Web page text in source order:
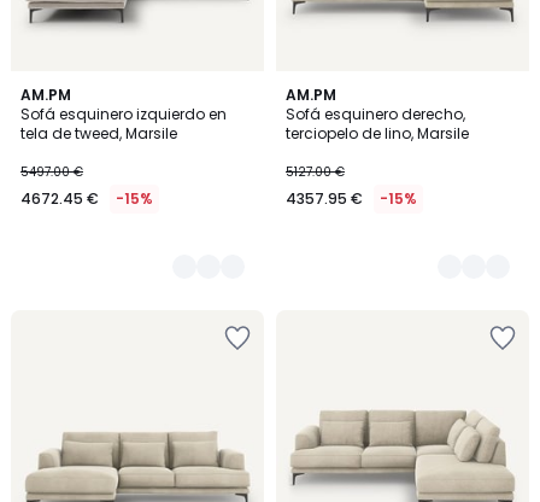
AM.PM
Sofá esquinero izquierdo en
tela de tweed, Marsile
5497.00 €
4672.45 € -15%
3
Colores
AM.PM
Sofá esquinero derecho,
terciopelo de lino, Marsile
5127.00 €
4357.95 € -15%
5
Colores